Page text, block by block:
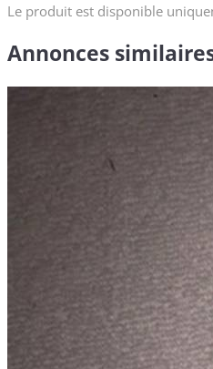
Le produit est disponible
Annonces